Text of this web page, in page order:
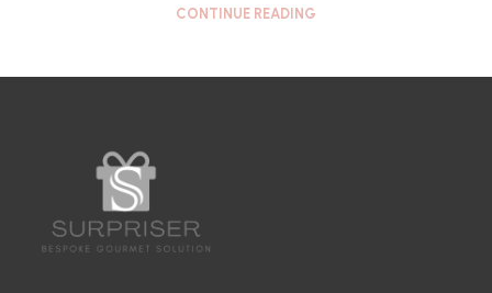
CONTINUE READING